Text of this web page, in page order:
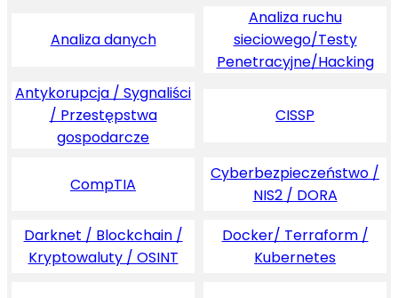
Analiza danych
Analiza ruchu
sieciowego/Testy
Penetracyjne/Hacking
Antykorupcja / Sygnaliści
/ Przestępstwa
gospodarcze
CISSP
CompTIA
Cyberbezpieczeństwo /
NIS2 / DORA
Darknet / Blockchain /
Kryptowaluty / OSINT
Docker/ Terraform /
Kubernetes